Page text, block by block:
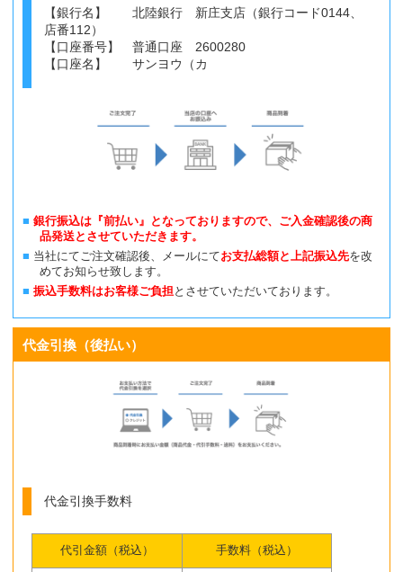
【銀行名】 北陸銀行 新庄支店（銀行コード0144、
店番112）
【口座番号】 普通口座 2600280
【口座名】 サンヨウ（カ
銀行振込は『前払い』となっておりますので、ご入金確認後の商
品発送とさせていただきます。
当社にてご注文確認後、メールにてお支払総額と上記振込先を改
めてお知らせ致します。
振込手数料はお客様ご負担とさせていただいております。
代金引換（後払い）
代金引換手数料
代引金額（税込） 手数料（税込）